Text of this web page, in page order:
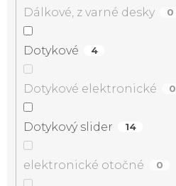
Dálkové, z varné desky 0
Dotykové 4
Dotykové elektronické 0
Dotykový slider 14
elektronické otočné 0